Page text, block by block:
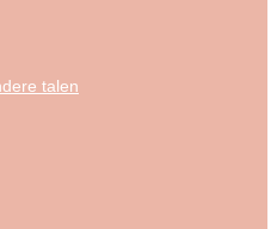
talen